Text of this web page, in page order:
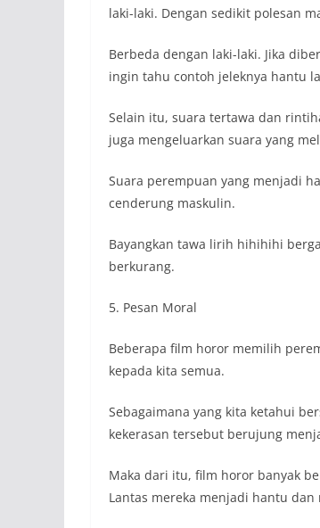
laki-laki. Dengan sedikit polesan
Berbeda dengan laki-laki. Jika
ingin tahu contoh jeleknya hantu
Selain itu, suara tertawa dan
juga mengeluarkan suara yang
Suara perempuan yang menjadi
cenderung maskulin.
Bayangkan tawa lirih hihihihi
berkurang.
5. Pesan Moral
Beberapa film horor memilih
kepada kita semua.
Sebagaimana yang kita ketahui
kekerasan tersebut berujung
Maka dari itu, film horor banyak
Lantas mereka menjadi hantu